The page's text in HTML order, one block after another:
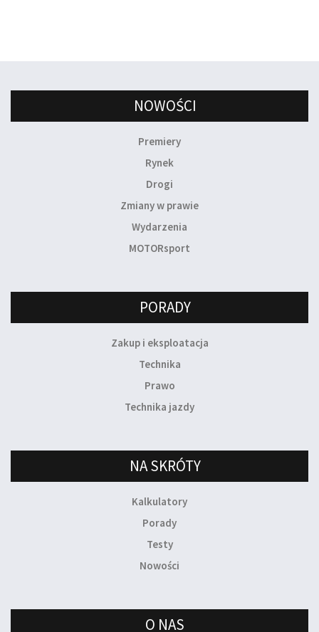
NOWOŚCI
Premiery
Rynek
Drogi
Zmiany w prawie
Wydarzenia
MOTORsport
PORADY
Zakup i eksploatacja
Technika
Prawo
Technika jazdy
NA SKRÓTY
Kalkulatory
Porady
Testy
Nowości
O NAS